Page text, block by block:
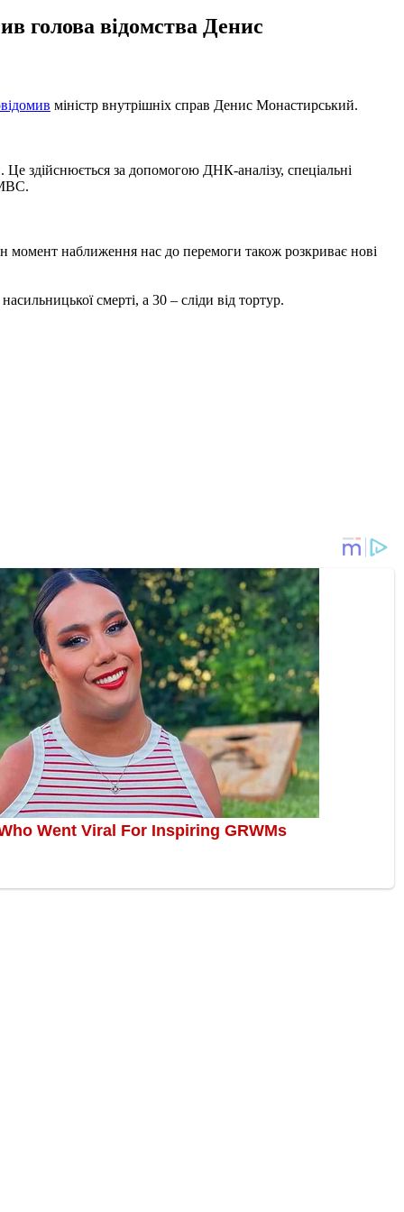
голова відомства Денис
міністр внутрішніх справ Денис Монастирський.
Це здійснюється за допомогою ДНК-аналізу, спеціальні
МВС.
момент наближення нас до перемоги також розкриває нові
смерті, а 30 – сліди від тортур.